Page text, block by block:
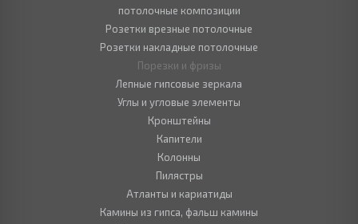
потолочные композиции
Розетки врезные потолочные
Розетки накладные потолочные
Порезки и фризы
Лепные гипсовые зеркала
Углы и угловые элементы
Кронштейны
Капители
Колонны
Пилястры
Атланты и кариатиды
Камины из гипса, фальш камины